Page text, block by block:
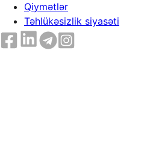
Qiymətlər
Təhlükəsizlik siyasəti